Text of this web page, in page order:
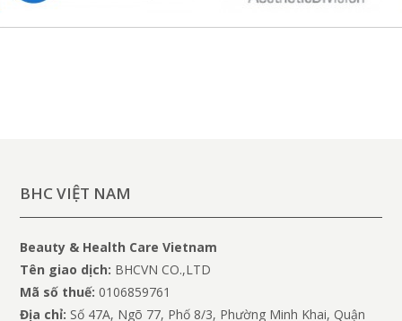
BHC VIỆT NAM
Beauty & Health Care Vietnam
Tên giao dịch: BHCVN CO.,LTD
Mã số thuế:0106859761
Địa chỉ: Số 47A, Ngõ 77, Phố 8/3, Phường Minh Khai, Quận